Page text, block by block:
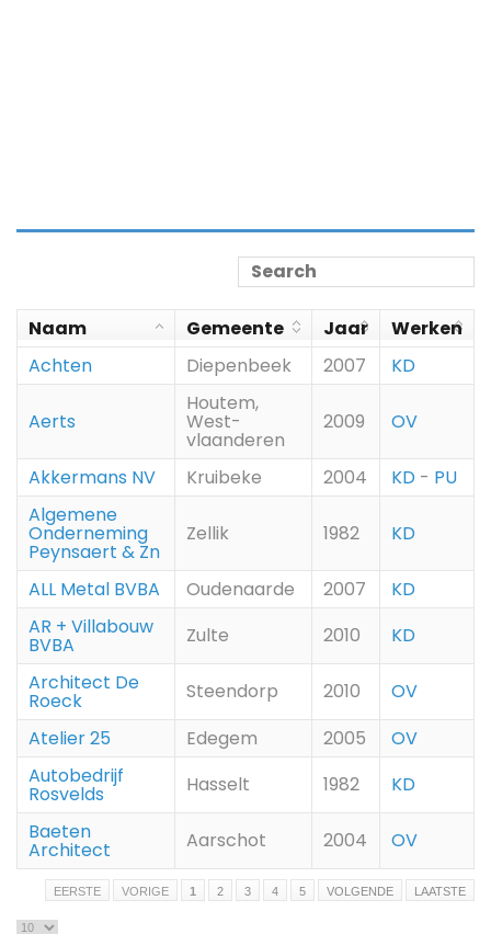
Naam Gemeente Jaar
Werken
Achten
Diepenbeek 2007 KD
Aerts
Houtem,
West-
vlaanderen
2009 OV
Akkermans NV Kruibeke 2004 KD - PU
Algemene
Onderneming
Peynsaert & Zn
Zellik 1982 KD
ALL Metal BVBA Oudenaarde 2007
KD
AR + Villabouw
BVBA Zulte 2010
KD
Architect De
Roeck Steendorp 2010
OV
Atelier 25
Edegem 2005
OV
Autobedrijf
Rosvelds Hasselt 1982
KD
Baeten
Architect Aarschot 2004 OV
EERSTE VORIGE 1 2 3 4 5 VOLGENDE LAATSTE